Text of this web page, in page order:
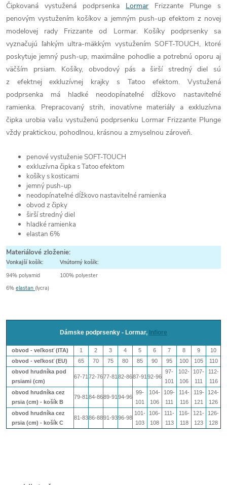
Čipkovaná vystužená podprsenka Lormar Frizzante Plunge s
penovým vystužením košíkov a jemným push-up efektom z novej
modelovej rady Frizzante od Lormar. Košíky podprsenky sa
vyznačujú ľahkým ultra-mäkkým vystužením SOFT-TOUCH, ktoré
poskytuje jemný push-up, maximálne pohodlie a potrebnú oporu aj
väčším prsiam. Košíky, obvodový pás a širší stredný diel sú
z efektnej exkluzívnej krajky s Tatoo efektom. Vystužená
podprsenka má hladké neodopínateľné dĺžkovo nastaviteľné
ramienka. Prepracovaný strih, inovatívne materiály a exkluzívna
čipka urobia vašu vystuženú podprsenku Lormar Frizzante Plunge
vždy praktickou, pohodlnou, krásnou a zmyselnou zároveň.
penové vystuženie SOFT-TOUCH
exkluzívna čipka s Tatoo efektom
košíky s kosticami
jemný push-up
neodopínateľné dĺžkovo nastaviteľné ramienka
obvod z čipky
širší stredný diel
hladké ramienka
elastan 6%
Materiálové zloženie:
Vonkajší košík:
Vnútorný košík:
94% polyamid
6% elastan (lycra)
100% polyester
Dámske podprsenky - Lormar, Infiore
obvod - veľkosť (ITA) 1 2 3 4 5 6 7 8 9
10
obvod - veľkosť (EU)
65 70 75 80 85 90 95 100 105
110
obvod hrudníka pod
prsiami (cm)
67-71 72-7677-81 82-8687-91 92-96
97-
101
102-
106
107-
111
112-
116
obvod hrudníka cez
prsia (cm) - košík B
79-81 84-8689-91 94-96
99-
101
104-
106
109-
111
114-
116
119-
121
124-
126
obvod hrudníka cez
prsia (cm) - košík C
81-8386-8891-9396-98
101-
103
106-
108
111-
113
116-
118
121-
123
126-
128